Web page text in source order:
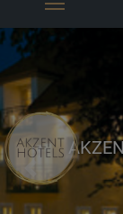
Previous